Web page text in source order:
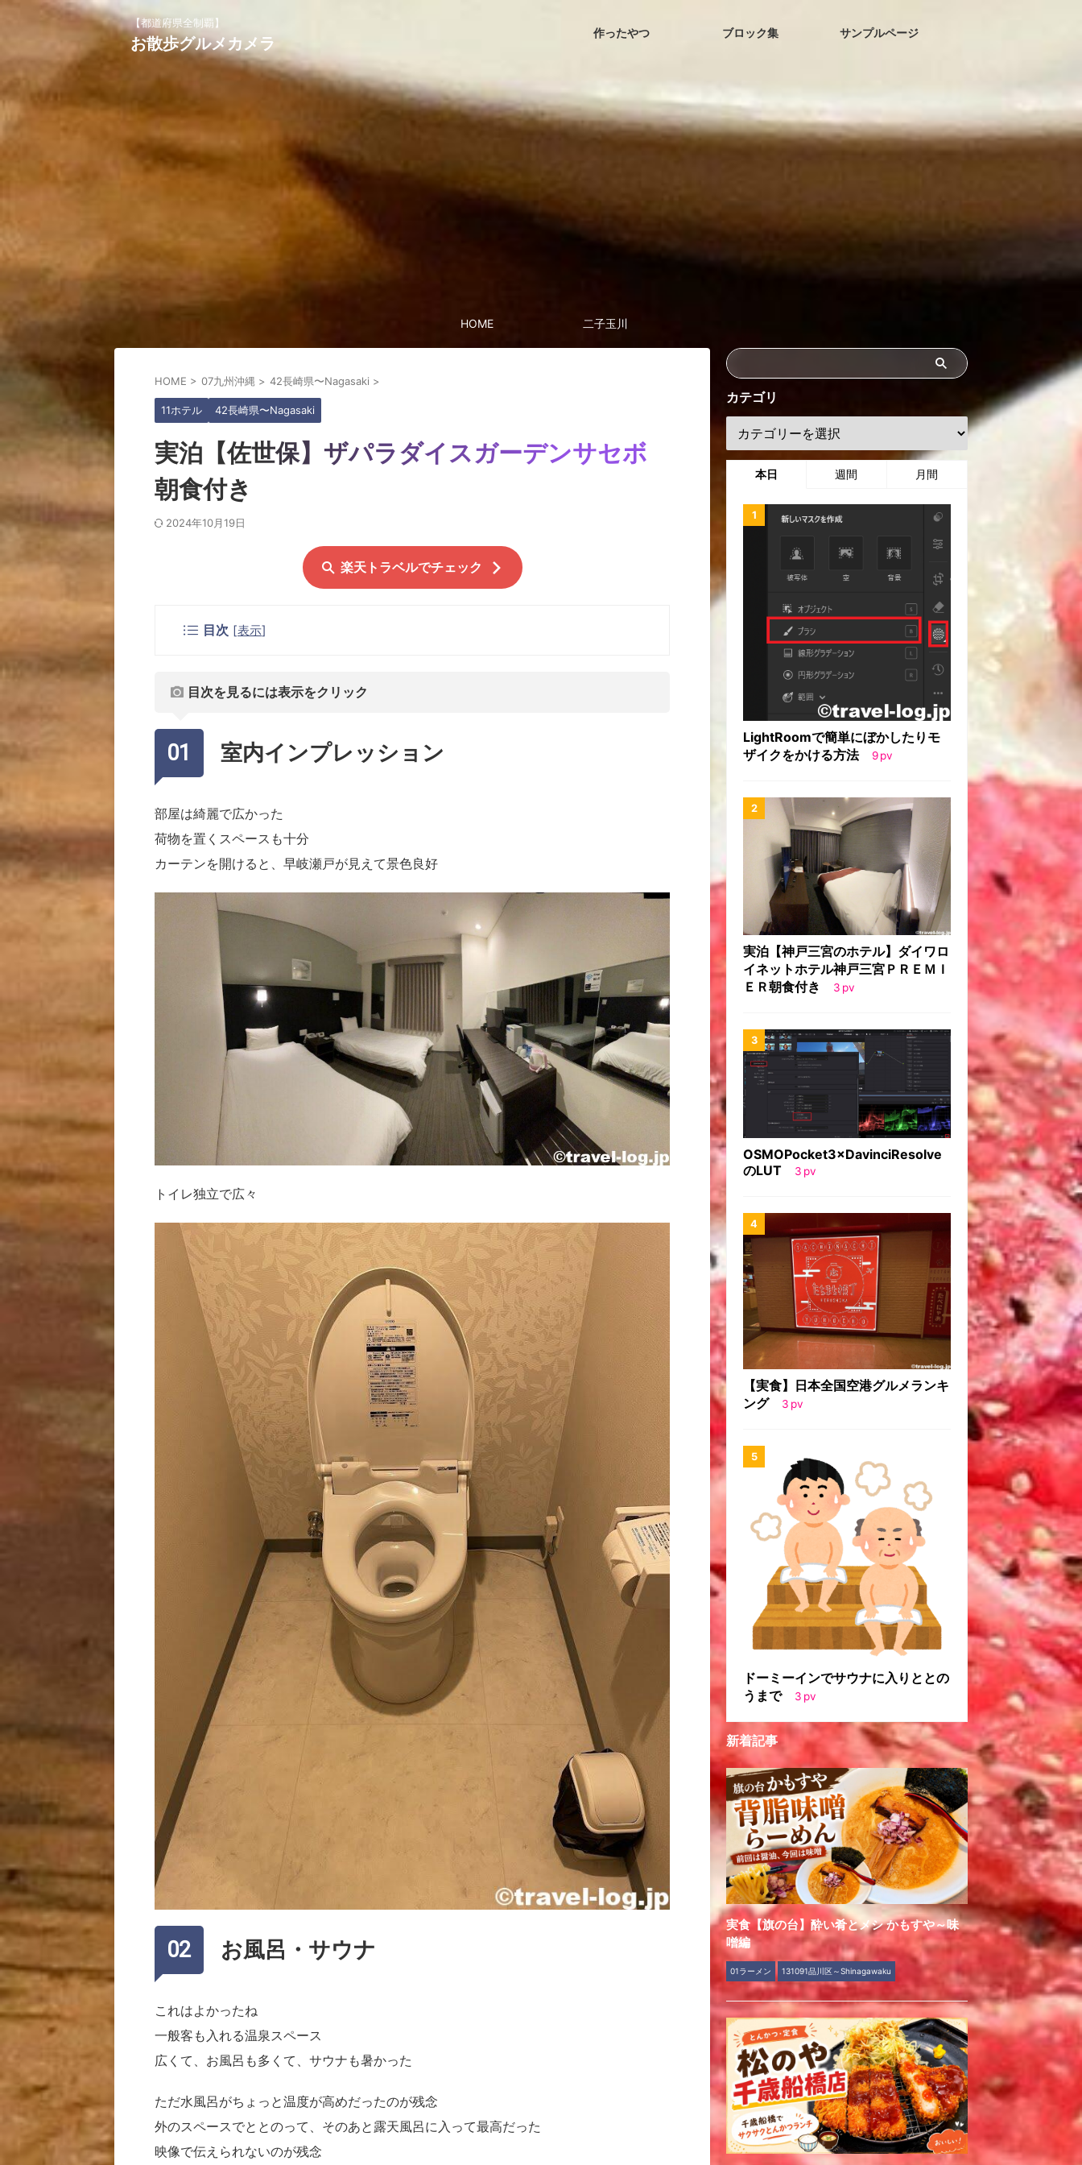
【都道府県全制覇】
お散歩グルメカメラ
作ったやつ ブロック集 サンプルページ
HOME 二子玉川
HOME > 07九州沖縄 > 42長崎県〜Nagasaki >
11ホテル 42長崎県〜Nagasaki
実泊【佐世保】ザパラダイスガーデンサセボ
朝食付き
2024年10月19日
楽天トラベルでチェック
目次 [表示]
目次を見るには表示をクリック
室内インプレッション
部屋は綺麗で広かった
荷物を置くスペースも十分
カーテンを開けると、早岐瀬戸が見えて景色良好
トイレ独立で広々
お風呂・サウナ
これはよかったね
一般客も入れる温泉スペース
広くて、お風呂も多くて、サウナも暑かった
ただ水風呂がちょっと温度が高めだったのが残念
外のスペースでととのって、そのあと露天風呂に入って最高だった
映像で伝えられないのが残念
カテゴリ
本日 週間 月間
LightRoomで簡単にぼかしたりモ
ザイクをかける方法
9pv
実泊【神戸三宮のホテル】ダイワロ
イネットホテル神戸三宮ＰＲＥＭＩ
ＥＲ朝食付き
3 pv
OSMOPocket3×DavinciResolve
のLUT
3 pv
【実食】日本全国空港グルメランキ
ング
3 pv
ドーミーインでサウナに入りととの
うまで
3 pv
新着記事
実食【旗の台】酔い肴とメシ かもすや～味
噌編
01ラーメン 131091品川区～Shinagawaku